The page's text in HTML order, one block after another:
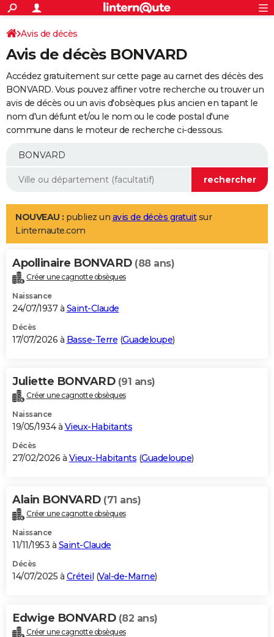
ACTUALITÉS
Politique
Société
Faits Divers
Education
Monde
Villes
+
SPORT
Coupe du monde 2026
Football
Tennis
Cyclisme
Rugby
Forum
Programme TV
TNT
Streaming
Cinéma
Sorties cinéma
Musique
+
FINANCE
Retraite
Epargne
Immobilier
Risques naturels par ville
Banque
Assurance
AUTO
Essais
Réserver un essai
Citadines
Berlines
SUV
Forum auto
+
Mobiles
Meilleur smartphone
Internet
Ordinateurs
Jeux vidéo
Guide high-tech
Aménagement intérieur
LIFESTYLE
Art de vivre
Bien-être
Loisirs
Mode
Modes de vie
Alimentation
Guide de la santé
Maladies
Médicaments
Sommeil
VOYAGE
Destinations
City break
Voyage nature
Voyage de noces
Forum
Climat
+PHOTO
GUIDES D'ACHAT
BONS PLANS
Carte de Noël
Carte Bonne année
Carte Saint-Valentin
Carte Pâques
Carte d'anniversaire
DICTIONNAIRE
Dictionnaire
Biographies
Citations
Expressions
Proverbes
PROGRAMME TV
S'inscrire
Se connecter
Lycées
Collèges
Primaires
Universités
Entreprises
Service militaire
Avis de recherche
AVIS DE DÉCÈS
Bricolage
Lifestyle
Culture
Sport
Auto
Television
Voyage
Cinema
Avis de décès
Avis de décès BONVARD
Accédez gratuitement sur cette page au carnet des décès des
BONVARD. Vous pouvez affiner votre recherche ou trouver un
avis de décès ou un avis d'obsèques plus ancien en tapant le
nom d'un défunt et/ou le nom ou le code postal d'une
commune dans le moteur de recherche ci-dessous.
NOUVEAU : publiez un avis de décès gratuitsur
Linternaute.com
Apollinaire BONVARD (88 ans)
Créer une cagnotte obsèques
Naissance
24/07/1937 à Saint-Claude
Décès
17/07/2026 à Basse-Terre (Guadeloupe)
Juliette BONVARD (91 ans)
Créer une cagnotte obsèques
Naissance
19/05/1934 à Vieux-Habitants
Décès
27/02/2026 à Vieux-Habitants (Guadeloupe)
Alain BONVARD (71 ans)
Créer une cagnotte obsèques
Naissance
11/11/1953 à Saint-Claude
Décès
14/07/2025 à Créteil (Val-de-Marne)
Edwige BONVARD (82 ans)
Créer une cagnotte obsèques